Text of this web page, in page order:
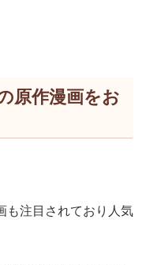
原作漫画をお
も注目されており人気